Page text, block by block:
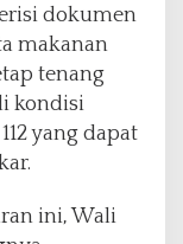
dokumen
makanan
tenang
kondisi
yang dapat
ini, Wali